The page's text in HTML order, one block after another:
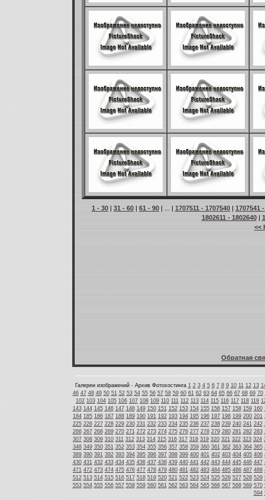
1 - 30 | 31 - 60 | 61 - 90 | ... | 1707511 - 1707540 | 1707541
1802611 - 1802640|
<<
Обратная
Галереи изображений - Архив Фотохостинга 1 2 3 4 5 6 7 8 9 10 11 12 13
46 47 48 49 50 51 52 53 54 55 56 57 58 59 60 61 62 63 64 65 66 67 68 69 70
102 103 104 105 106 107 108 109 110 111 112 113 114 115 116 117 118 119
143 144 145 146 147 148 149 150 151 152 153 154 155 156 157 158 159 160
184 185 186 187 188 189 190 191 192 193 194 195 196 197 198 199 200 201
225 226 227 228 229 230 231 232 233 234 235 236 237 238 239 240 241 242
266 267 268 269 270 271 272 273 274 275 276 277 278 279 280 281 282 283
307 308 309 310 311 312 313 314 315 316 317 318 319 320 321 322 323 324
348 349 350 351 352 353 354 355 356 357 358 359 360 361 362 363 364 365
389 390 391 392 393 394 395 396 397 398 399 400 401 402 403 404 405 406
430 431 432 433 434 435 436 437 438 439 440 441 442 443 444 445 446 447
471 472 473 474 475 476 477 478 479 480 481 482 483 484 485 486 487 488
512 513 514 515 516 517 518 519 520 521 522 523 524 525 526 527 528 529
553 554 555 556 557 558 559 560 561 562 563 564 565 566 567 568 569 570
594